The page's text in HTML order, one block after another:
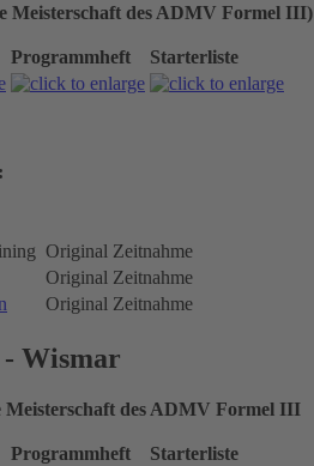
Meisterschaft des ADMV Formel III)
Programmheft Starterliste
Original Zeitnahme
Original Zeitnahme
Original Zeitnahme
- Wismar
Meisterschaft des ADMV Formel III
Programmheft Starterliste